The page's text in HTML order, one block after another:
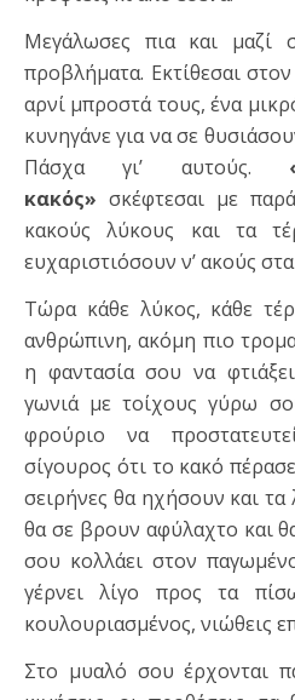
Μεγάλωσες πια και μαζί
προβλήματα. Εκτίθεσαι
αρνί μπροστά τους, ένα
κυνηγάνε για να σε
Πάσχα γι’ αυτούς.
κακός» σκέφτεσαι με
κακούς λύκους και τα
ευχαριστιόσουν ν’ ακούς
Τώρα κάθε λύκος, κάθε
ανθρώπινη, ακόμη πιο
η φαντασία σου να
γωνιά με τοίχους γύρω
φρούριο να
σίγουρος ότι το κακό
σειρήνες θα ηχήσουν και τα
θα σε βρουν αφύλαχτο και
σου κολλάει στον
γέρνει λίγο προς τα
κουλουριασμένος, νιώθεις
Στο μυαλό σου έρχονται